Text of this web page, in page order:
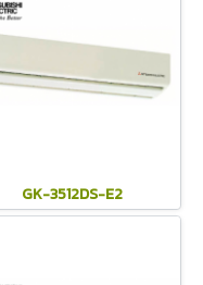
GK-3512DS-E2